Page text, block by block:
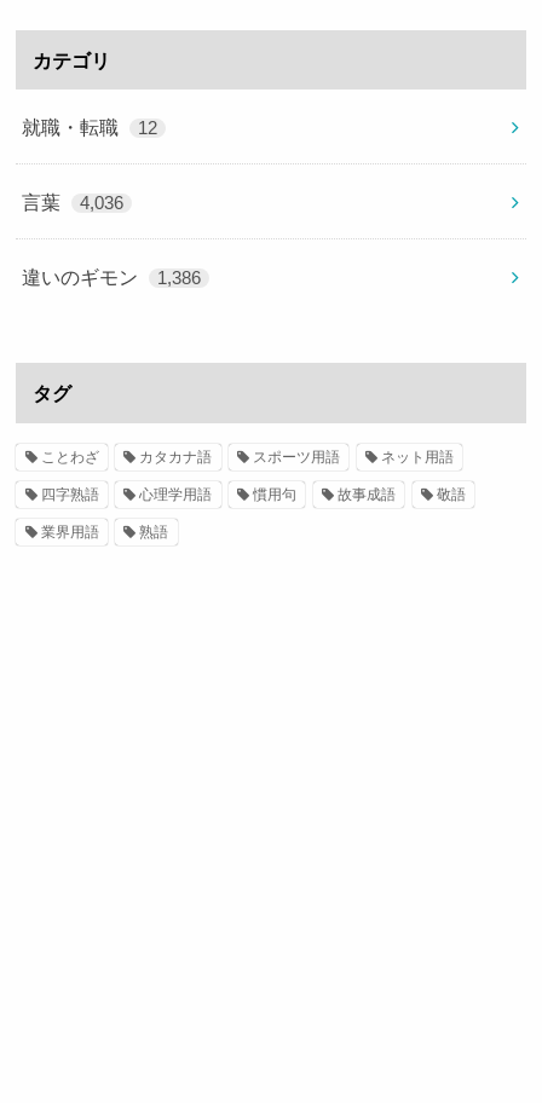
カテゴリ
就職・転職 12
言葉 4,036
違いのギモン 1,386
タグ
ことわざ カタカナ語 スポーツ用語 ネット用語
四字熟語 心理学用語 慣用句 故事成語 敬語
業界用語 熟語